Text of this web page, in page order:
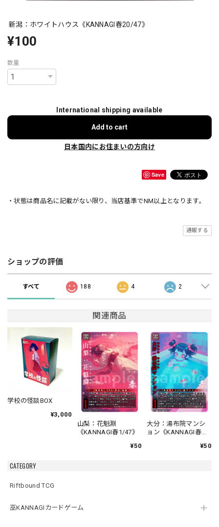
CATEGORY
Riftbound TCG
巫KANNAGIカードゲーム
新潟：ホワイトハウス《KANNAGI春20/47》
¥100
数量
International shipping available
Add to cart
日本国内にお住まいの方向け
Save
・状態は商品名に記載がない限り、当店基準でNM以上となります。
通報する
ショップの評価
すべて 188 4 2
関連商品
学校の怪談BOX
¥3,000
山梨：花魁淵
《KANNAGI春1/47》
¥50
大分：湯布院マンシ
ョン《KANNAGI春
¥50